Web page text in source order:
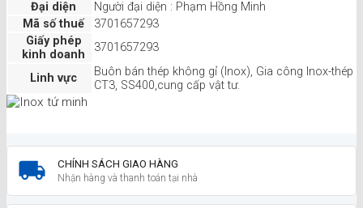
Đại diện
Người đại diện : Phạm Hồng Minh
Mã số thuế
3701657293
Giấy phép
kinh doanh
3701657293
Linh vực
Buôn bán thép không gỉ (Inox), Gia công Inox-thép
CT3, SS400,cung cấp vật tư.
CHÍNH SÁCH GIAO HÀNG
Nhận hàng và thanh toán tại nhà